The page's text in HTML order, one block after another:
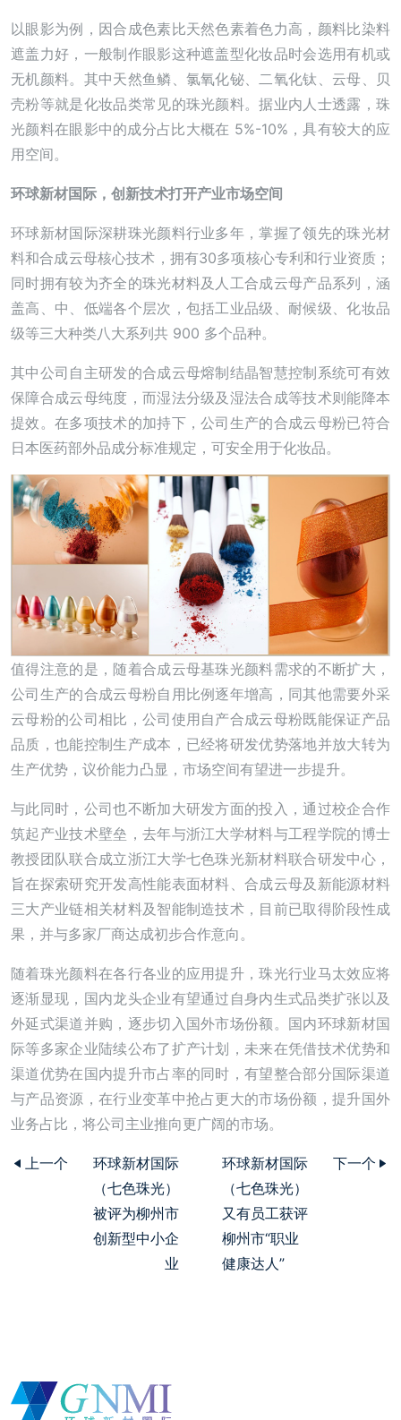
以眼影为例，因合成色素比天然色素着色力高，颜料比染料
遮盖力好，一般制作眼影这种遮盖型化妆品时会选用有机或
无机颜料。其中天然鱼鳞、氯氧化铋、二氧化钛、云母、贝
壳粉等就是化妆品类常见的珠光颜料。据业内人士透露，珠
光颜料在眼影中的成分占比大概在 5%-10%，具有较大的应
用空间。
环球新材国际，创新技术打开产业市场空间
环球新材国际深耕珠光颜料行业多年，掌握了领先的珠光材
料和合成云母核心技术，拥有30多项核心专利和行业资质；
同时拥有较为齐全的珠光材料及人工合成云母产品系列，涵
盖高、中、低端各个层次，包括工业品级、耐候级、化妆品
级等三大种类八大系列共 900 多个品种。
其中公司自主研发的合成云母熔制结晶智慧控制系统可有效
保障合成云母纯度，而湿法分级及湿法合成等技术则能降本
提效。在多项技术的加持下，公司生产的合成云母粉已符合
日本医药部外品成分标准规定，可安全用于化妆品。
值得注意的是，随着合成云母基珠光颜料需求的不断扩大，
公司生产的合成云母粉自用比例逐年增高，同其他需要外采
云母粉的公司相比，公司使用自产合成云母粉既能保证产品
品质，也能控制生产成本，已经将研发优势落地并放大转为
生产优势，议价能力凸显，市场空间有望进一步提升。
与此同时，公司也不断加大研发方面的投入，通过校企合作
筑起产业技术壁垒，去年与浙江大学材料与工程学院的博士
教授团队联合成立浙江大学七色珠光新材料联合研发中心，
旨在探索研究开发高性能表面材料、合成云母及新能源材料
三大产业链相关材料及智能制造技术，目前已取得阶段性成
果，并与多家厂商达成初步合作意向。
随着珠光颜料在各行各业的应用提升，珠光行业马太效应将
逐渐显现，国内龙头企业有望通过自身内生式品类扩张以及
外延式渠道并购，逐步切入国外市场份额。国内环球新材国
际等多家企业陆续公布了扩产计划，未来在凭借技术优势和
渠道优势在国内提升市占率的同时，有望整合部分国际渠道
与产品资源，在行业变革中抢占更大的市场份额，提升国外
业务占比，将公司主业推向更广阔的市场。
上一个
环球新材国际
（七色珠光）
被评为柳州市
创新型中小企
业
环球新材国际
（七色珠光）
又有员工获评
柳州市“职业
健康达人”
下一个